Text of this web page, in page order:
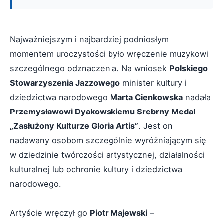
Najważniejszym i najbardziej podniosłym
momentem uroczystości było wręczenie muzykowi
szczególnego odznaczenia. Na wniosek Polskiego
Stowarzyszenia Jazzowego minister kultury i
dziedzictwa narodowego Marta Cienkowska nadała
Przemysławowi Dyakowskiemu Srebrny Medal
„Zasłużony Kulturze Gloria Artis”. Jest on
nadawany osobom szczególnie wyróżniającym się
w dziedzinie twórczości artystycznej, działalności
kulturalnej lub ochronie kultury i dziedzictwa
narodowego.
Artyście wręczył go Piotr Majewski –